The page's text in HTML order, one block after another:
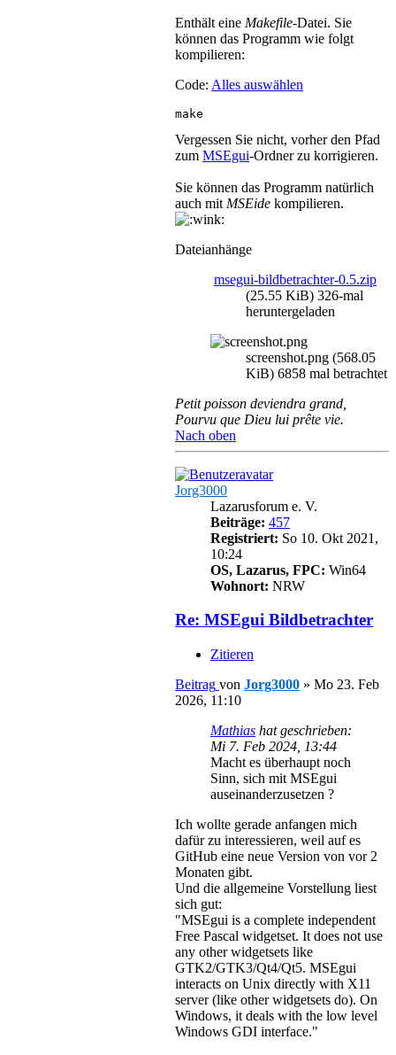
Enthält eine Makefile-Datei. Sie
können das Programm wie folgt
kompilieren:
Code: Alles auswählen
make
Vergessen Sie nicht, vorher den Pfad
zum MSEgui-Ordner zu korrigieren.
Sie können das Programm natürlich
auch mit MSEide kompilieren.
Dateianhänge
msegui-bildbetrachter-0.5.zip
(25.55 KiB) 326-mal
heruntergeladen
screenshot.png (568.05
KiB) 6858 mal betrachtet
Petit poisson deviendra grand,
Pourvu que Dieu lui prête vie.
Nach oben
Jorg3000
Lazarusforum e. V.
Beiträge: 457
Registriert: So 10. Okt 2021,
10:24
OS, Lazarus, FPC: Win64
Wohnort: NRW
Re: MSEgui Bildbetrachter
Zitieren
Beitrag von Jorg3000 » Mo 23. Feb
2026, 11:10
Mathias hat geschrieben:
Mi 7. Feb 2024, 13:44
Macht es überhaupt noch
Sinn, sich mit MSEgui
auseinanderzusetzen ?
Ich wollte gerade anfangen mich
dafür zu interessieren, weil auf es
GitHub eine neue Version von vor 2
Monaten gibt.
Und die allgemeine Vorstellung liest
sich gut:
"MSEgui is a complete independent
Free Pascal widgetset. It does not use
any other widgetsets like
GTK2/GTK3/Qt4/Qt5. MSEgui
interacts on Unix directly with X11
server (like other widgetsets do). On
Windows, it deals with the low level
Windows GDI interface."